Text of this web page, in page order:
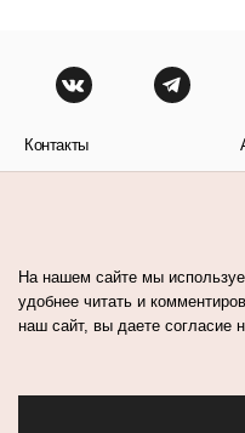
Контакты
На нашем сайте мы
удобнее читать и
наш сайт, вы даете согласие